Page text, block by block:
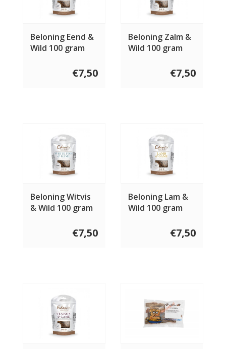
Beloning Eend &
Wild 100 gram
€7,50
Beloning Zalm &
Wild 100 gram
€7,50
Beloning Witvis
& Wild 100 gram
€7,50
Beloning Lam &
Wild 100 gram
€7,50